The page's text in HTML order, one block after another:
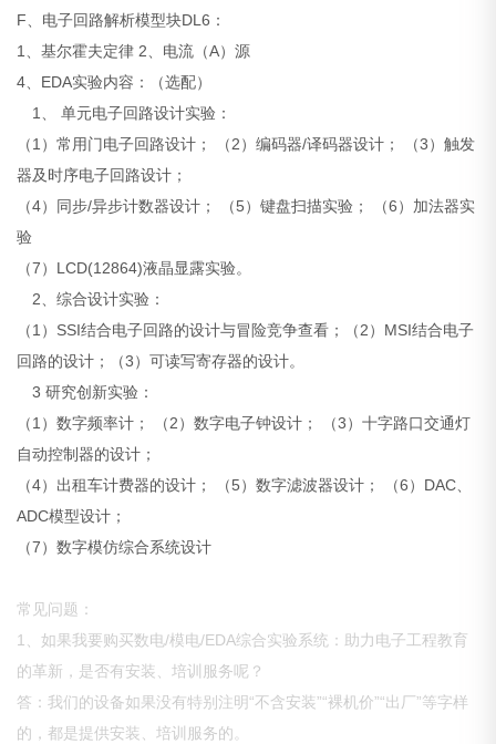
F、电子回路解析模型块DL6：
1、基尔霍夫定律 2、电流（A）源
4、EDA实验内容：（选配）
1、 单元电子回路设计实验：
（1）常用门电子回路设计； （2）编码器/译码器设计； （3）触发
器及时序电子回路设计；
（4）同步/异步计数器设计； （5）键盘扫描实验； （6）加法器实
验
（7）LCD(12864)液晶显露实验。
2、综合设计实验：
（1）SSI结合电子回路的设计与冒险竞争查看；（2）MSI结合电子
回路的设计；（3）可读写寄存器的设计。
3 研究创新实验：
（1）数字频率计； （2）数字电子钟设计； （3）十字路口交通灯
自动控制器的设计；
（4）出租车计费器的设计； （5）数字滤波器设计； （6）DAC、
ADC模型设计；
（7）数字模仿综合系统设计
常见问题：
1、如果我要购买数电/模电/EDA综合实验系统：助力电子工程教育
的革新，是否有安装、培训服务呢？
答：我们的设备如果没有特别注明“不含安装”“裸机价”“出厂”等字样
的，都是提供安装、培训服务的。